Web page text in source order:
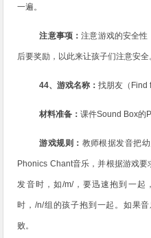
一遍。
注意事项：注意游戏的安全性
后要奖励，以此来让孩子们注意安全
44、游戏名称：找朋友（ Find
材料准备：课件Sound Box的
游戏规则： 教师根据发音把
Phonics Chant音乐，并根据游戏要
发音时，如/m/，要迅速抱到一起
时，/n/组的孩子抱到一起。如果
败。